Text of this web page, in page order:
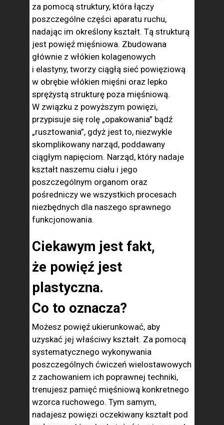
za pomocą struktury, która łączy
poszczególne części aparatu ruchu,
nadając im określony kształt. Tą strukturą
jest powięź mięśniowa. Zbudowana
głównie z włókien kolagenowych
i elastyny, tworzy ciągłą sieć powięziową
w obrębie włókien mięśni oraz lepko
sprężystą strukturę poza mięśniową.
W związku z powyższym powięzi,
przypisuje się rolę „opakowania” bądź
„rusztowania”, gdyż jest to, niezwykle
skomplikowany narząd, poddawany
ciągłym napięciom. Narząd, który nadaje
kształt naszemu ciału i jego
poszczególnym organom oraz
pośredniczy we wszystkich procesach
niezbędnych dla naszego sprawnego
funkcjonowania.
Ciekawym jest fakt,
że powięź jest
plastyczna.
Co to oznacza?
Możesz powięź ukierunkować, aby
uzyskać jej właściwy kształt. Za pomocą
systematycznego wykonywania
poszczególnych ćwiczeń wielostawowych
z zachowaniem ich poprawnej techniki,
trenujesz pamięć mięśniową konkretnego
wzorca ruchowego. Tym samym,
nadajesz powięzi oczekiwany kształt pod